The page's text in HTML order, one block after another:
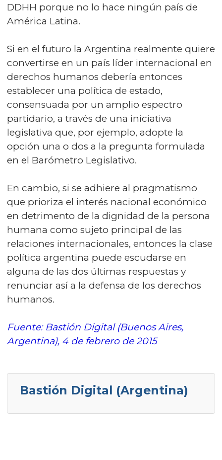
DDHH porque no lo hace ningún país de
América Latina.
Si en el futuro la Argentina realmente quiere
convertirse en un país líder internacional en
derechos humanos debería entonces
establecer una política de estado,
consensuada por un amplio espectro
partidario, a través de una iniciativa
legislativa que, por ejemplo, adopte la
opción una o dos a la pregunta formulada
en el Barómetro Legislativo.
En cambio, si se adhiere al pragmatismo
que prioriza el interés nacional económico
en detrimento de la dignidad de la persona
humana como sujeto principal de las
relaciones internacionales, entonces la clase
política argentina puede escudarse en
alguna de las dos últimas respuestas y
renunciar así a la defensa de los derechos
humanos.
Fuente: Bastión Digital (Buenos Aires,
Argentina), 4 de febrero de 2015
Bastión Digital (Argentina)